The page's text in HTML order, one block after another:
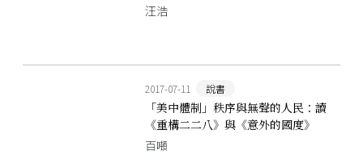
汪浩
2017-07-11 說書
「美中體制」秩序與無聲的人民：讀
《重構二二八》與《意外的國度》
百噸